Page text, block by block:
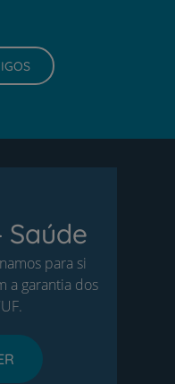
para si
a garantia dos